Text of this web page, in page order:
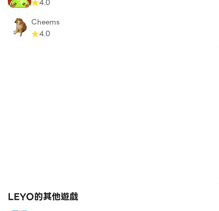
4.0
Cheems
4.0
LEYO的其他遊戲